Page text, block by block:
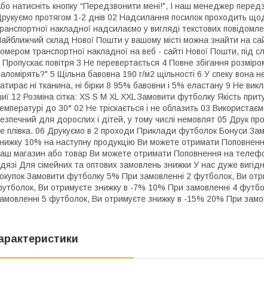
натисніть кнопку “Передзвонити мені!", І наш менеджер
протягом 1-2 днів 02 Надсилання посилок проходить
накладної надсилаємо у вигляді текстових
склад Нової Пошти у вашому місті можна знайти на
транспортної накладної на веб - сайті Нової Пошти, під
Пропускає повітря 3 Не перевертається 4 Повне збігання
5 Щільна бавовна 190 г/м2 щільності 6 У спеку вона
ні тканина, ні бірки 8 95% бавовни і 5% еластану 9 Не
12 Розміна сітка: XS S M XL XXL Замовити футболку Якість
до 30° 02 Не тріскається і не облазить 03
для дорослих і дітей, у тому числі немовлят 05 Друк
плівка. 06 Друкуємо в 2 проходи Приклади футболок Бонуси
10% на наступну продукцію Ви можете отримати
магазин або товар Ви можете отримати Поповнення на
Для сімейних та оптових замовлень знижки У нас дуже
Замовити футболку 5% При замовленні 2 футболок, Ви
Ви отримуєте знижку в -7% 10% При замовленні 4
5 футболок, Ви отримуєте знижку в -15% 20% При